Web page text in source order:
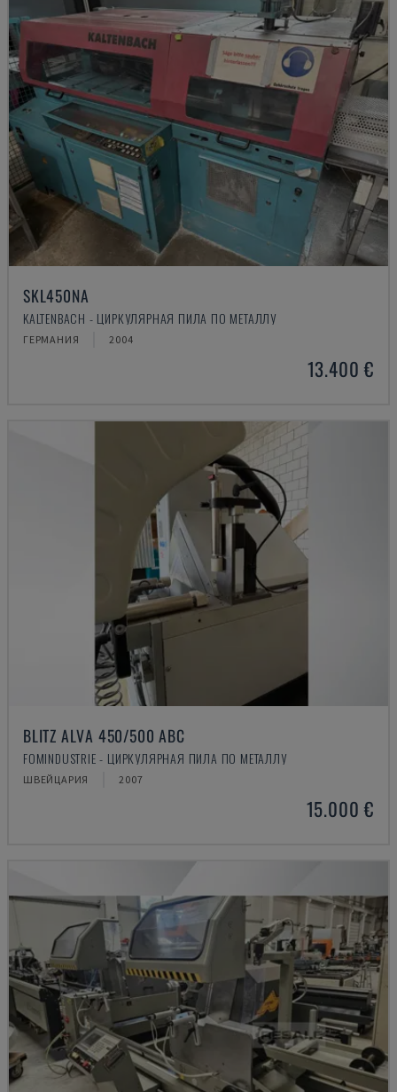
SKL450NA
KALTENBACH - ЦИРКУЛЯРНАЯ ПИЛА ПО МЕТАЛЛУ
ГЕРМАНИЯ 2004
13.400 €
BLITZ ALVA 450/500 ABC
FOMINDUSTRIE - ЦИРКУЛЯРНАЯ ПИЛА ПО МЕТАЛЛУ
ШВЕЙЦАРИЯ 2007
15.000 €